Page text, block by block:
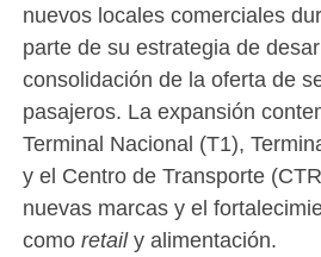
nuevos locales comerciales
parte de su estrategia de
consolidación de la oferta de
pasajeros. La expansión
Terminal Nacional (T1),
y el Centro de Transporte
nuevas marcas y el
como retaily alimentación.